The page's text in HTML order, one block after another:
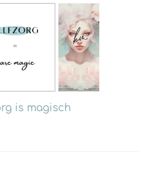
is magisch